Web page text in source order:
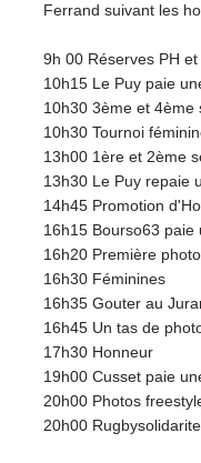
Ferrand suivant les
9h 00 Réserves PH et
10h15 Le Puy paie
10h30 3ème et 4ème
10h30 Tournoi
13h00 1ère et 2ème
13h30 Le Puy repaie
14h45 Promotion
16h15 Bourso63
16h20 Première
16h30 Féminines
16h35 Gouter au
16h45 Un tas de
17h30 Honneur
19h00 Cusset paie
20h00 Photos
20h00